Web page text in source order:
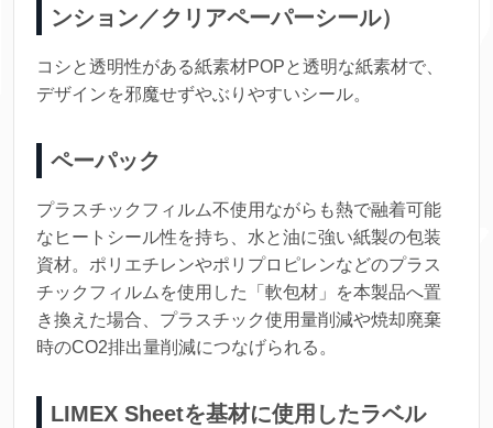
ンション／クリアペーパーシール）
コシと透明性がある紙素材POPと透明な紙素材で、
デザインを邪魔せずやぶりやすいシール。
ペーパック
プラスチックフィルム不使用ながらも熱で融着可能
なヒートシール性を持ち、水と油に強い紙製の包装
資材。ポリエチレンやポリプロピレンなどのプラス
チックフィルムを使用した「軟包材」を本製品へ置
き換えた場合、プラスチック使用量削減や焼却廃棄
時のCO2排出量削減につなげられる。
LIMEX Sheetを基材に使用したラベル